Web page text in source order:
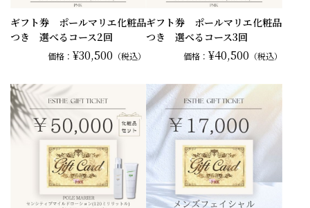
ギフト券 ポールマリエ化粧品
つき 選べるコース2回
価格：¥30,500 （税込）
ギフト券 ポールマリエ化粧品
つき 選べるコース3回
価格： ¥40,500 （税込）